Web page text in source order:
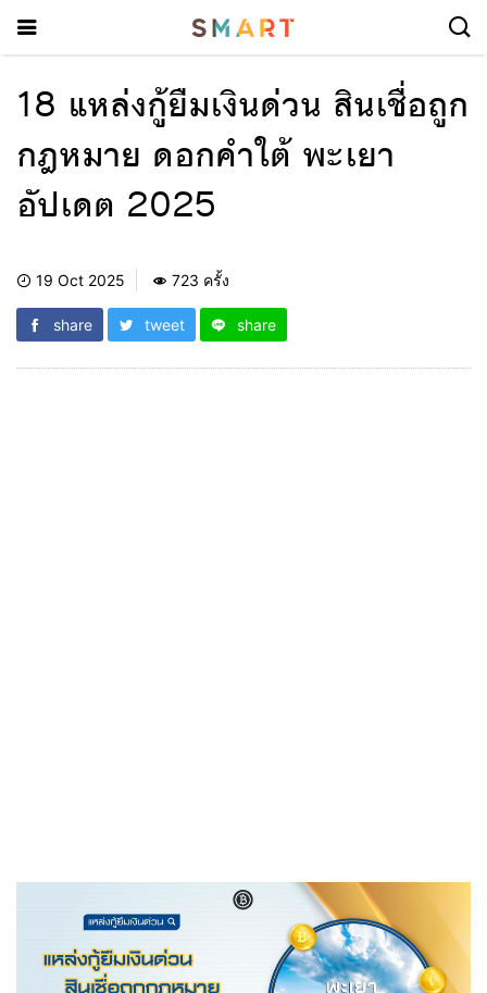
18 แหล่งกู้ยืมเงินด่วน สินเชื่อถูก
กฎหมาย ดอกคำใต้ พะเยา
อัปเดต 2025
19 Oct 2025 723 ครั้ง
share tweet share